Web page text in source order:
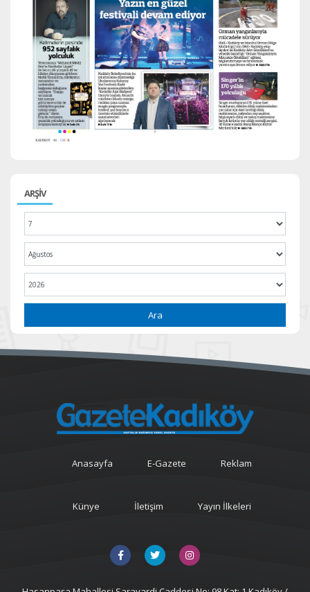
ARŞİV
Ara
Anasayfa E-Gazete Reklam
Künye İletişim Yayın İlkeleri